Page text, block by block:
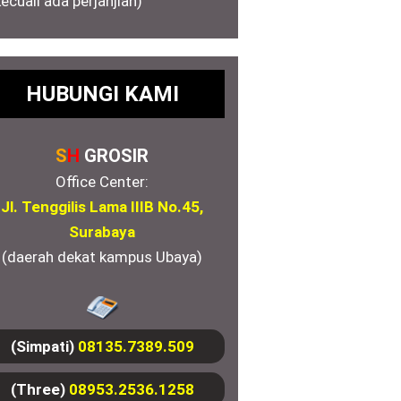
HUBUNGI KAMI
SH GROSIR
Office Center:
Jl. Tenggilis Lama IIIB No.45,
Surabaya
(daerah dekat kampus Ubaya)
(Simpati) 08135.7389.509
(Three) 08953.2536.1258